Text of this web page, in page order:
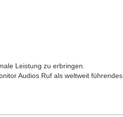
Leistung zu erbringen.
Audios Ruf als weltweit führendes